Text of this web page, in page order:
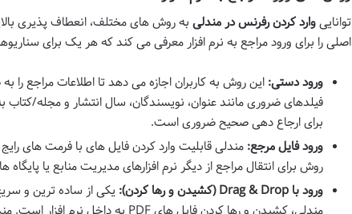
تواناییوارد کردن رفرنس در مندلی به روش های مختلف، انعطاف پذیری
اصلی را برای ورود مراجع به نرم افزار معرفی می کند که هر یک برای
ورود دستی: این روش به کاربران اجازه می دهد تا اطلاعات مراجع را
فیلدهای ضروری مانند عنوان، نویسندگان، سال انتشار و مجله/
برای ارجاع دهی صحیح ضروری است.
ورود فایل مرجع:
روش برای انتقال مراجع از دیگر نرم افزارهای مدیریت منابع یا
ورود با Drag & Drop (کشیدن و رها کردن):
یکی از ساده ترین و